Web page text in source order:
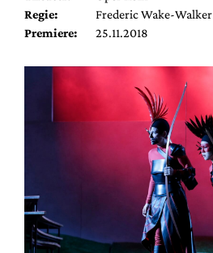
Regie:
Frederic Wake-Walker
Premiere:
25.11.2018